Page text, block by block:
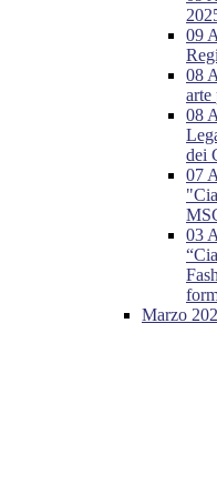
09
08
arte
08
dei
07
03
Marzo